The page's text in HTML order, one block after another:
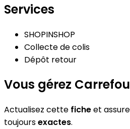
Services
SHOPINSHOP
Collecte de colis
Dépôt retour
Vous gérez
Actualisez cette ficheet
toujoursexactes.